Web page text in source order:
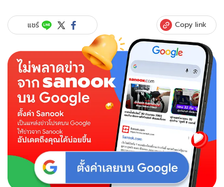
แชร์ Copy link